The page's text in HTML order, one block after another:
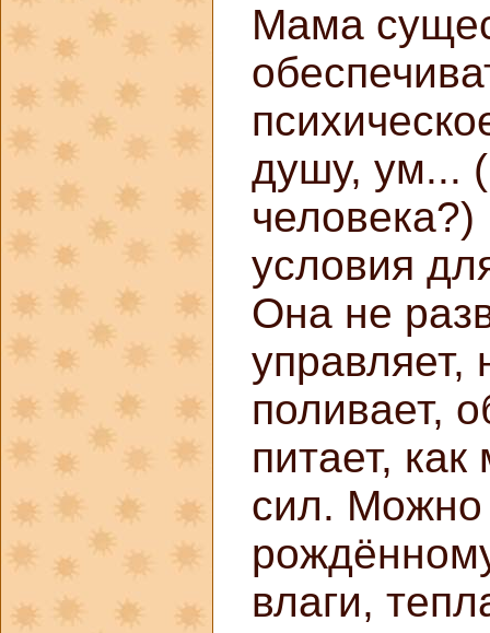
Мама
душу, ум...
условия
Она не
поливает,
питает,
сил. Можно
влаги,